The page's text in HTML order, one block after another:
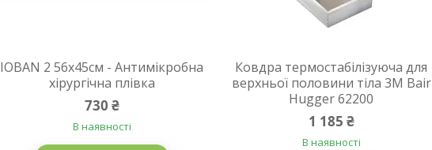
IOBAN 2 56x45cм - Антимікробна
хірургічна плівка
730 ₴
В наявності
Ковдра термостабілізуюча для
верхньої половини тіла 3M Bair
Hugger 62200
1 185 ₴
В наявності